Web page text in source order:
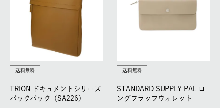
送料無料
TRION ドキュメントシリーズ
バックパック（SA226）
送料無料
STANDARD SUPPLY PAL ロ
ングフラップウォレット